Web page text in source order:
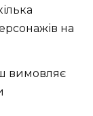
на
вимовляє